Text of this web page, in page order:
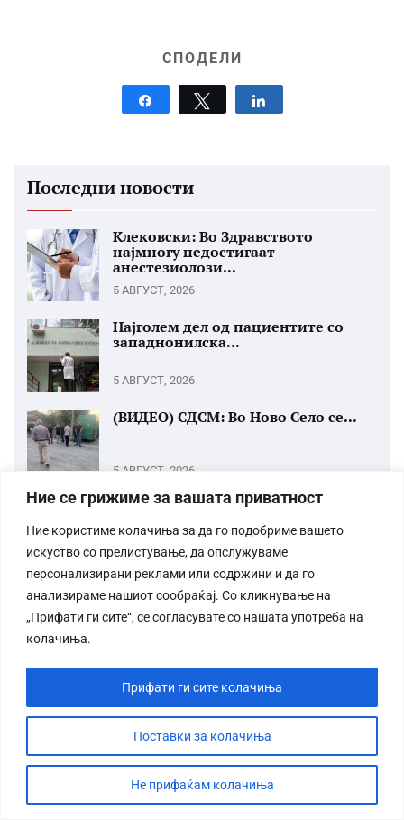
Ние се грижиме за вашата приватност
Ние користиме колачиња за да го подобриме вашето
искуство со прелистување, да опслужуваме
персонализирани реклами или содржини и да го
анализираме нашиот сообраќај. Со кликнување на
„Прифати ги сите“, се согласувате со нашата употреба на
колачиња.
Поставки за колачиња
Не прифаќам колачиња
Прифати ги сите колачиња
СПОДЕЛИ
Tweet
Последни новости
Клековски: Во Здравството
најмногу недостигаат
анестезиолози...
5 АВГУСТ, 2026
Најголем дел од пациентите со
западнонилска...
5 АВГУСТ, 2026
(ВИДЕО) СДСМ: Во Ново Село се...
5 АВГУСТ, 2026
Загриженост во Пентагон –
5 АВГУСТ, 2026
Епидемиолошката состојба во
Гостивар се стабилизира,...